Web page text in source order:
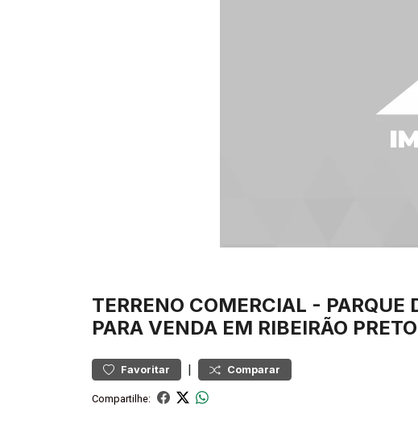
TERRENO COMERCIAL - PARQUE
PARA VENDA EM RIBEIRÃO PRETO
Favoritar | Comparar
Compartilhe: